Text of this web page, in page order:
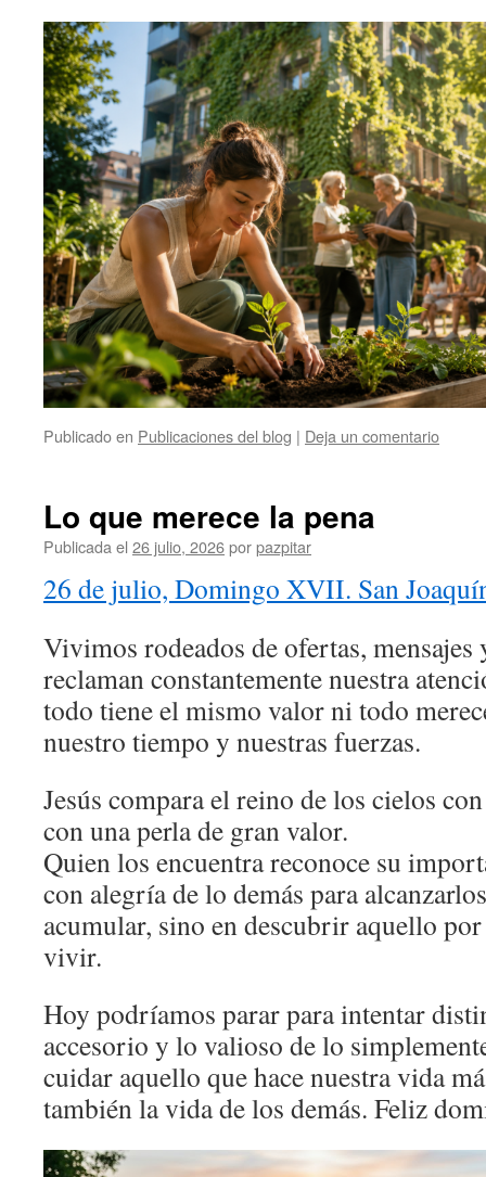
Publicado en Publicaciones del blog | Deja un comentario
Lo que merece la pena
Publicada el 26 julio, 2026porpazpitar
26 de julio, Domingo XVII. San
Vivimos rodeados de ofertas,
reclaman constantemente nuestra
todo tiene el mismo valor ni todo
nuestro tiempo y nuestras fuerzas.
Jesús compara el reino de los cielos
con una perla de gran valor.
Quien los encuentra reconoce su
con alegría de lo demás para
acumular, sino en descubrir aquello
vivir.
Hoy podríamos parar para intentar
accesorio y lo valioso de lo
cuidar aquello que hace nuestra vida
también la vida de los demás. Feliz